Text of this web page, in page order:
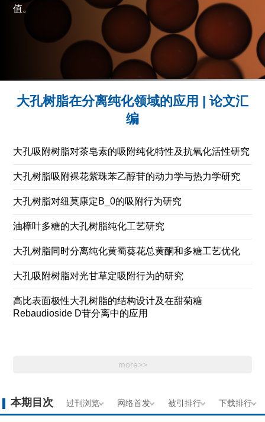
值。
大孔树脂在分离纯化领域的应用 | 论文汇
编
大孔吸附树脂对茶皂素的吸附纯化特性及抗氧化活性研究
大孔树脂吸附裸花紫珠苯乙醇苷的动力学与热力学研究
大孔树脂对纽莫康定B_0的吸附行为研究
油樟叶多糖的大孔树脂纯化工艺研究
大孔树脂同时分离纯化黄蜀葵花总黄酮和多糖工艺优化
大孔吸附树脂对光甘草定吸附行为的研究
高比表面极性大孔树脂的结构设计及在甜菊糖
Rebaudioside D苷分离中的应用
more>>
本期目次 过刊浏览 网络首发 被引排行 下载排行